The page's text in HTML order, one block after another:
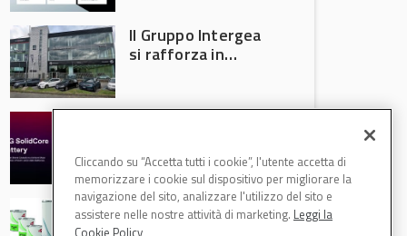
tempi e costi in
carrozzeria
Il Gruppo Intergea
si rafforza in
tecnologia che
potrebbe
accelerare la
rivoluzione
Speciale Low
Energy: axalta Fast
Cliccando su “Accetta tutti i cookie”, l'utente accetta di
memorizzare i cookie sul dispositivo per migliorare la
navigazione del sito, analizzare l'utilizzo del sito e
assistere nelle nostre attività di marketing. Leggi la